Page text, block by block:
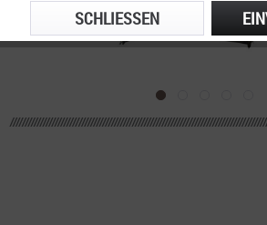
SCHLIESSEN